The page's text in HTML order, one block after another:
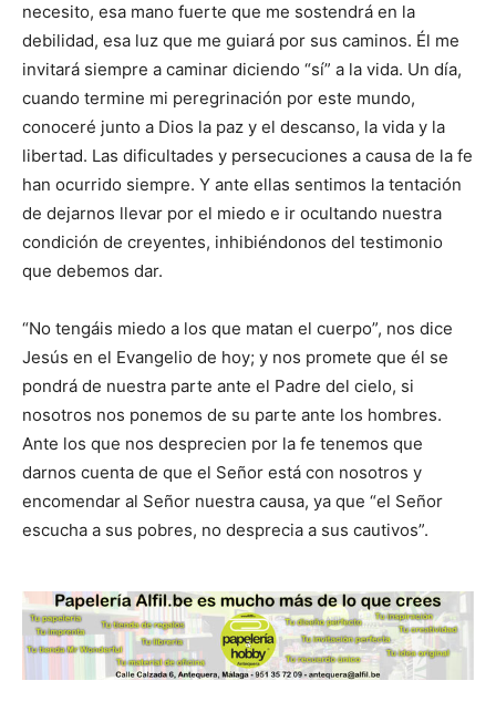
necesito, esa mano fuerte que me sostendrá en la
debilidad, esa luz que me guiará por sus caminos. Él me
invitará siempre a caminar diciendo “sí” a la vida. Un día,
cuando termine mi peregrinación por este mundo,
conoceré junto a Dios la paz y el descanso, la vida y la
libertad. Las dificultades y persecuciones a causa de la fe
han ocurrido siempre. Y ante ellas sentimos la tentación
de dejarnos llevar por el miedo e ir ocultando nuestra
condición de creyentes, inhibiéndonos del testimonio
que debemos dar.
“No tengáis miedo a los que matan el cuerpo”, nos dice
Jesús en el Evangelio de hoy; y nos promete que él se
pondrá de nuestra parte ante el Padre del cielo, si
nosotros nos ponemos de su parte ante los hombres.
Ante los que nos desprecien por la fe tenemos que
darnos cuenta de que el Señor está con nosotros y
encomendar al Señor nuestra causa, ya que “el Señor
escucha a sus pobres, no desprecia a sus cautivos”.